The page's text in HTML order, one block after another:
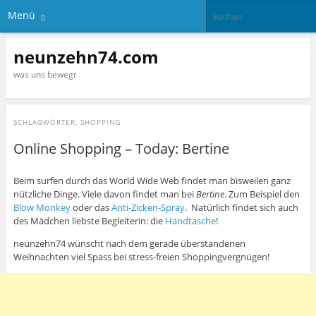
Menü
neunzehn74.com
was uns bewegt
SCHLAGWÖRTER: SHOPPING
Online Shopping – Today: Bertine
Beim surfen durch das World Wide Web findet man bisweilen ganz
nützliche Dinge. Viele davon findet man beiBertine. Zum Beispiel den
Blow Monkeyoder dasAnti-Zicken-Spray. Natürlich findet sich auch
des Mädchen liebste Begleiterin: die Handtasche!
neunzehn74 wünscht nach dem gerade überstandenen
Weihnachten viel Spass bei stress-freien Shoppingvergnügen!